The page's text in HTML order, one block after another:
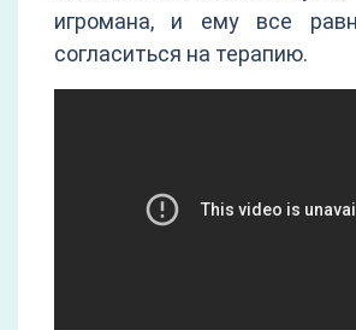
игромана, и ему все
согласиться на терапию.